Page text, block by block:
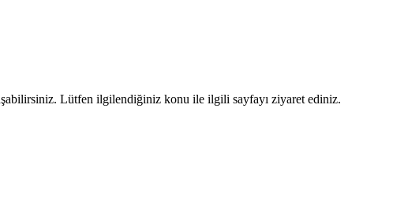
Lütfen ilgilendiğiniz konu ile ilgili sayfayı ziyaret ediniz.